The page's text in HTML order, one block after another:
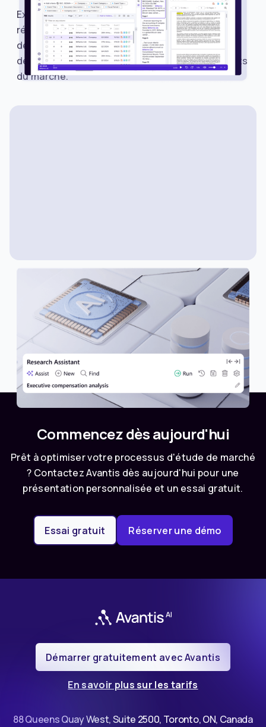
Explorez les appels et événements relatifs aux
résultats sur Avantis pour suivre les calendriers
de résultats, écouter les appels, lire les relevés
de notes et surveiller les événements importants
du marché.
Q&R SUR L'IA
Nous améliorons votre expérience de recherche
par mot-clé grâce à une approche plus
interactive.
Commencez dès aujourd'hui
Prêt à optimiser votre processus d'étude de marché
? Contactez Avantis dès aujourd'hui pour une
présentation personnalisée et un essai gratuit.
Essai gratuit Réserver une démo
Démarrer gratuitement avec Avantis
En savoir plus sur les tarifs
88 Queens Quay West, Suite 2500, Toronto, ON, Canada